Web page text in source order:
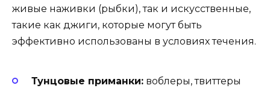
живые наживки (рыбки), так и искусственные,
такие как джиги, которые могут быть
эффективно использованы в условиях течения.
Тунцовые приманки: воблеры, твиттеры